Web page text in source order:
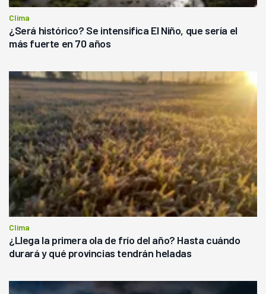
Clima
¿Será histórico? Se intensifica El Niño, que sería el
más fuerte en 70 años
Clima
¿Llega la primera ola de frío del año? Hasta cuándo
durará y qué provincias tendrán heladas